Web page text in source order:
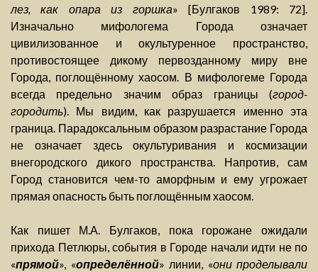
лез, как опара из горшка» [Булгаков 1989: 72].
Изначально мифологема Города означает
цивилизованное и окультуренное пространство,
противостоящее дикому первозданному миру вне
Города, поглощённому хаосом. В мифологеме Города
всегда предельно значим образ границы (город-
городить). Мы видим, как разрушается именно эта
граница. Парадоксальным образом разрастание Города
не означает здесь окультуривания и космизации
внегородского дикого пространства. Напротив, сам
Город становится чем-то аморфным и ему угрожает
прямая опасность быть поглощённым хаосом.
Как пишет М.А. Булгаков, пока горожане ожидали
прихода Петлюры, события в Городе начали идти не по
«прямой», «определённой» линии, «они проделывали